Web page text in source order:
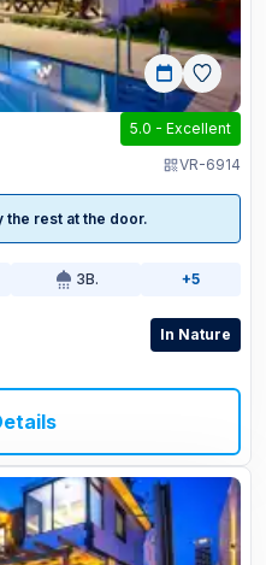
5.0 - Excellent
VR-6914
the rest at the door.
3B. +5
In Nature